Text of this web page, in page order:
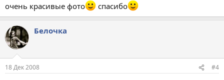
очень красивые фото спасибо
Белочка
18 Дек 2008 #4